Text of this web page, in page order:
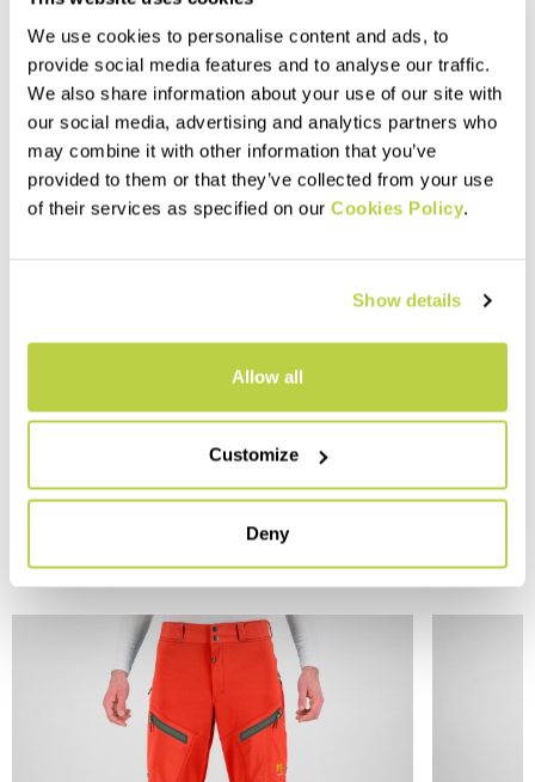
We use cookies to personalise content and ads, to
provide social media features and to analyse our traffic.
We also share information about your use of our site with
our social media, advertising and analytics partners who
may combine it with other information that you’ve
provided to them or that they’ve collected from your use
of their services as specified on our Cookies Policy.
Show details
Allow all
Customize
Deny
DAS KÖNNTE SIE AUCH INTERESSIEREN